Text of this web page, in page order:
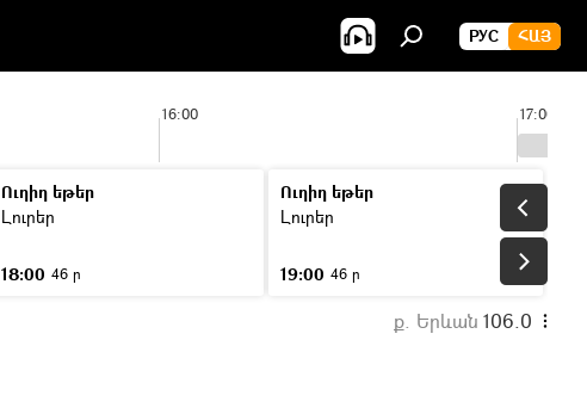
РУС ՀԱՅ
16:00 17:00
Ուղիղ եթեր
Լուրեր
18:00 46 ր
Ուղիղ եթեր
Լուրեր
19:00 46 ր
ք. Երևան 106.0